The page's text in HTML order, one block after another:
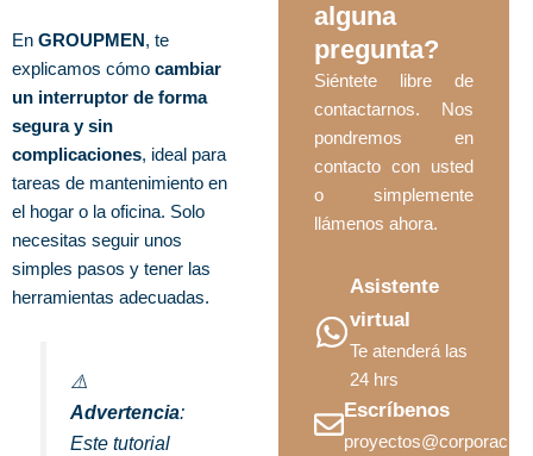
En GROUPMEN , te
explicamos cómo cambiar
un interruptor de forma
segura y sin
complicaciones, ideal para
tareas de mantenimiento en
el hogar o la oficina. Solo
necesitas seguir unos
simples pasos y tener las
herramientas adecuadas.
⚠️
Advertencia:
Este tutorial
alguna
pregunta?
Siéntete libre de
contactarnos. Nos
pondremos en
contacto con usted
o simplemente
llámenos ahora.
Asistente
virtual
Te atenderá las
24 hrs
Escríbenos